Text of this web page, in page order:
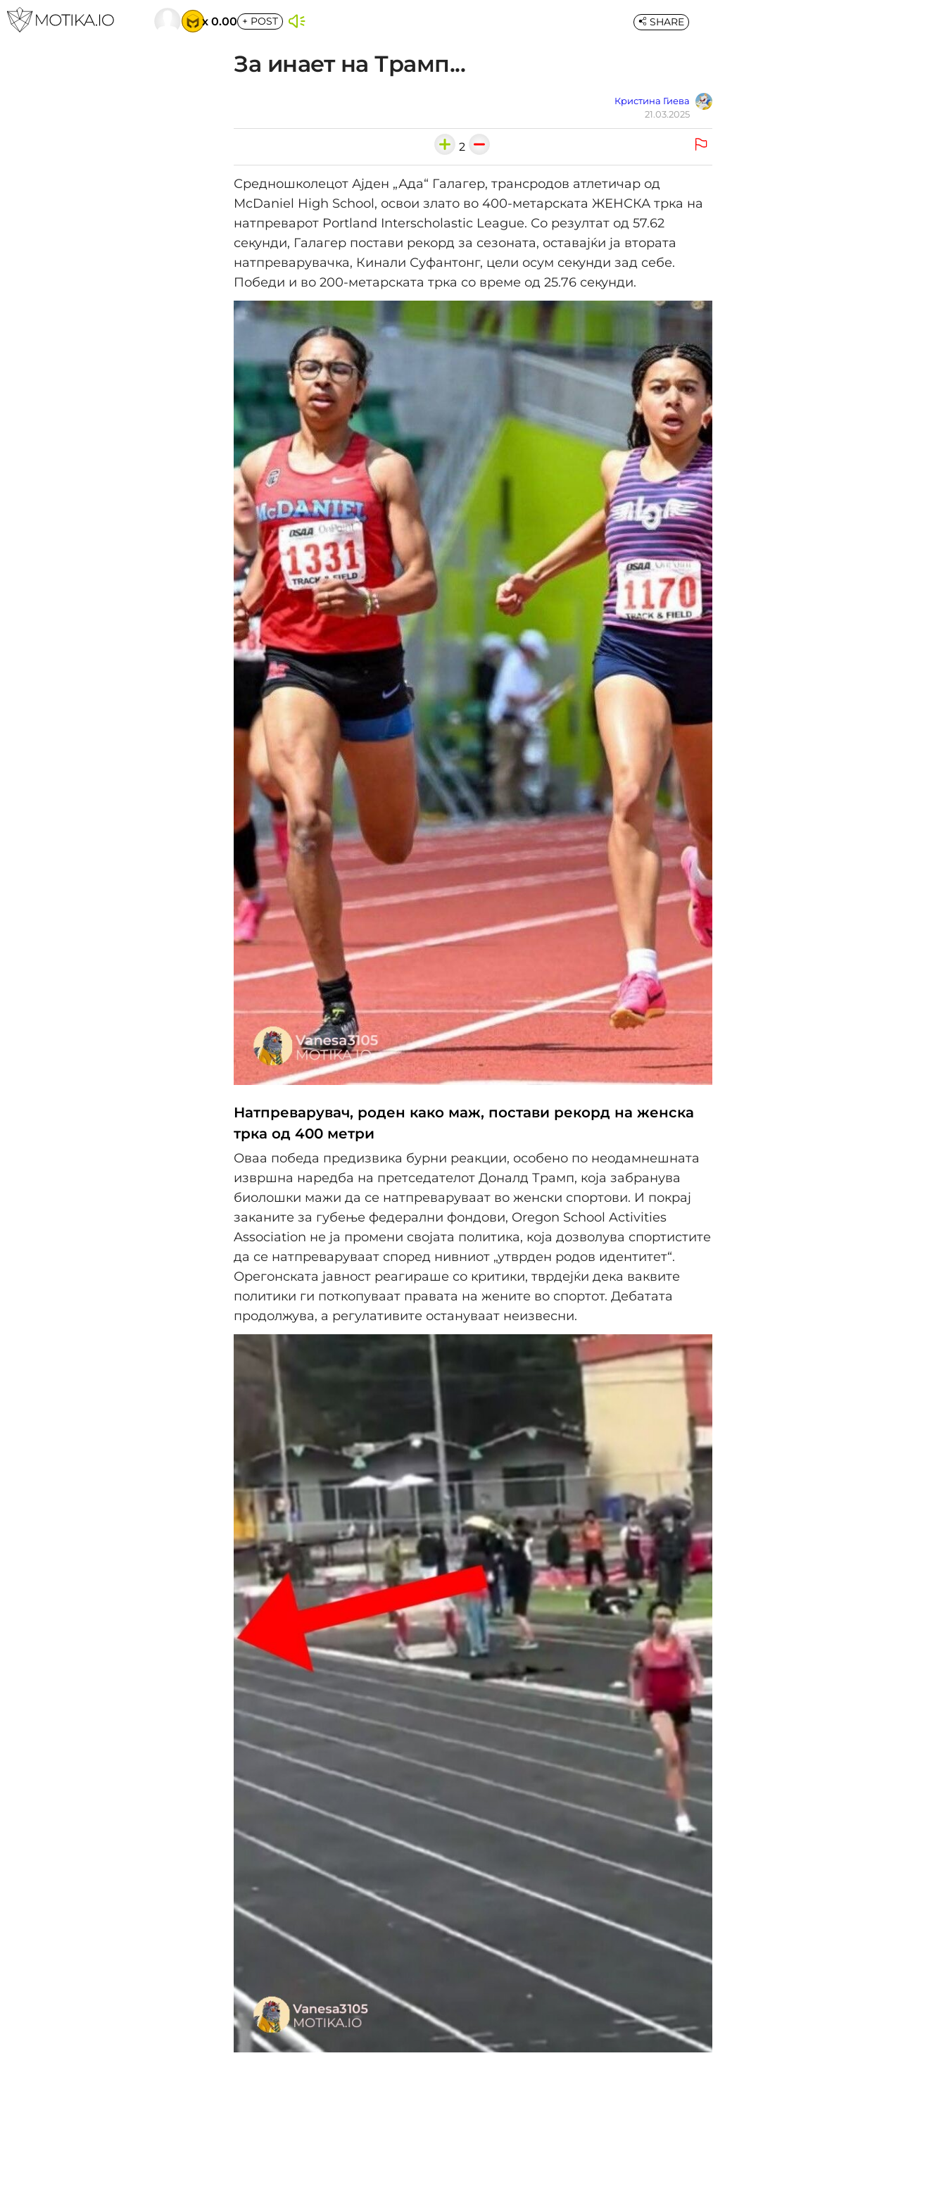
x 0.00 + POST
За инает на Трамп...
Кристина Гиева
21.03.2025
SHARE
2
Средношколецот Ајден „Ада“ Галагер, трансродов атлетичар од
McDaniel High School, освои злато во 400-метарската ЖЕНСКА трка на
натпреварот Portland Interscholastic League. Со резултат од 57.62
секунди, Галагер постави рекорд за сезоната, оставајќи ја втората
натпреварувачка, Кинали Суфантонг, цели осум секунди зад себе.
Победи и во 200-метарската трка со време од 25.76 секунди.
Натпреварувач, роден како маж, постави рекорд на женска
трка од 400 метри
Оваа победа предизвика бурни реакции, особено по неодамнешната
извршна наредба на претседателот Доналд Трамп, која забранува
биолошки мажи да се натпреваруваат во женски спортови. И покрај
заканите за губење федерални фондови, Oregon School Activities
Association не ја промени својата политика, која дозволува спортистите
да се натпреваруваат според нивниот „утврден родов идентитет“.
Орегонската јавност реагираше со критики, тврдејќи дека ваквите
политики ги поткопуваат правата на жените во спортот. Дебатата
продолжува, а регулативите остануваат неизвесни.